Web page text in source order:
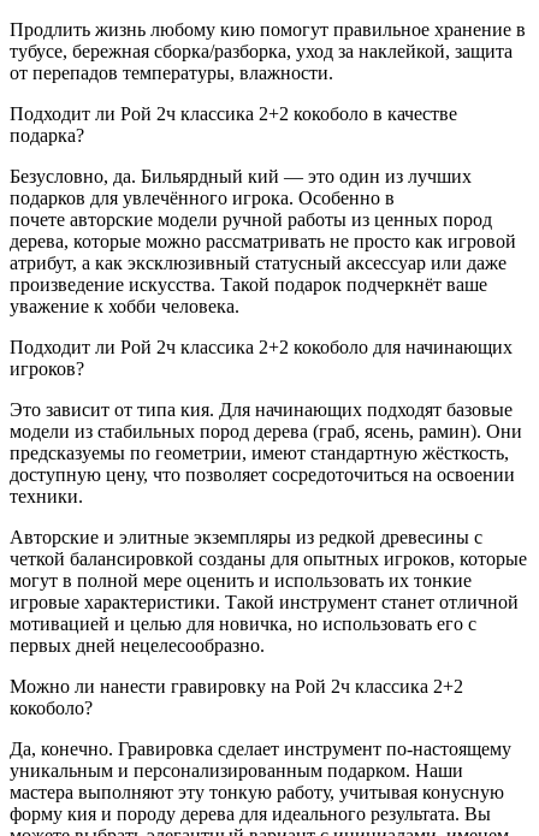
Продлить жизнь любому кию помогут правильное хранение в
тубусе, бережная сборка/разборка, уход за наклейкой, защита
от перепадов температуры, влажности.
Подходит ли Рой 2ч классика 2+2 кокоболо в качестве
подарка?
Безусловно, да. Бильярдный кий — это один из лучших
подарков для увлечённого игрока. Особенно в
почете авторские модели ручной работы из ценных пород
дерева, которые можно рассматривать не просто как игровой
атрибут, а как эксклюзивный статусный аксессуар или даже
произведение искусства. Такой подарок подчеркнёт ваше
уважение к хобби человека.
Подходит ли Рой 2ч классика 2+2 кокоболо для начинающих
игроков?
Это зависит от типа кия. Для начинающих подходят базовые
модели из стабильных пород дерева (граб, ясень, рамин). Они
предсказуемы по геометрии, имеют стандартную жёсткость,
доступную цену, что позволяет сосредоточиться на освоении
техники.
Авторские и элитные экземпляры из редкой древесины с
четкой балансировкой созданы для опытных игроков, которые
могут в полной мере оценить и использовать их тонкие
игровые характеристики. Такой инструмент станет отличной
мотивацией и целью для новичка, но использовать его с
первых дней нецелесообразно.
Можно ли нанести гравировку на Рой 2ч классика 2+2
кокоболо?
Да, конечно. Гравировка сделает инструмент по-настоящему
уникальным и персонализированным подарком. Наши
мастера выполняют эту тонкую работу, учитывая конусную
форму кия и породу дерева для идеального результата. Вы